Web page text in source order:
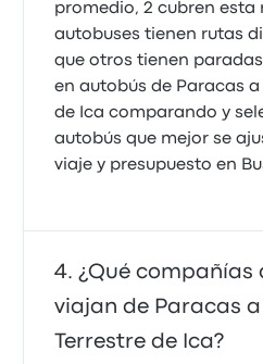
promedio, 2 cubren esta
autobuses tienen rutas
que otros tienen
en autobús de Paracas
de Ica comparando y
autobús que mejor se
viaje y presupuesto en
¿Qué compañías
viajan de Paracas a
Terrestre de Ica?